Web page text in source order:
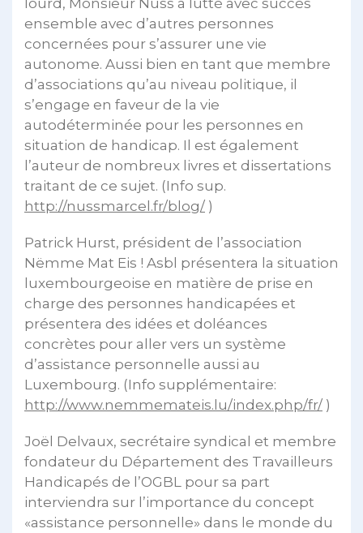
lourd, Monsieur Nuss a lutté avec succès
ensemble avec d’autres personnes
concernées pour s’assurer une vie
autonome. Aussi bien en tant que membre
d’associations qu’au niveau politique, il
s’engage en faveur de la vie
autodéterminée pour les personnes en
situation de handicap. Il est également
l’auteur de nombreux livres et dissertations
traitant de ce sujet. (Info sup.
http://nussmarcel.fr/blog/ )
Patrick Hurst, président de l’association
Nëmme Mat Eis ! Asbl présentera la situation
luxembourgeoise en matière de prise en
charge des personnes handicapées et
présentera des idées et doléances
concrètes pour aller vers un système
d’assistance personnelle aussi au
Luxembourg. (Info supplémentaire:
http://www.nemmemateis.lu/index.php/fr/ )
Joël Delvaux, secrétaire syndical et membre
fondateur du Département des Travailleurs
Handicapés de l’OGBL pour sa part
interviendra sur l’importance du concept
«assistance personnelle» dans le monde du